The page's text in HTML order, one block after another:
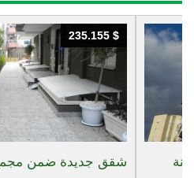
شقق جديدة ضمن
235.155 $
235.155 $